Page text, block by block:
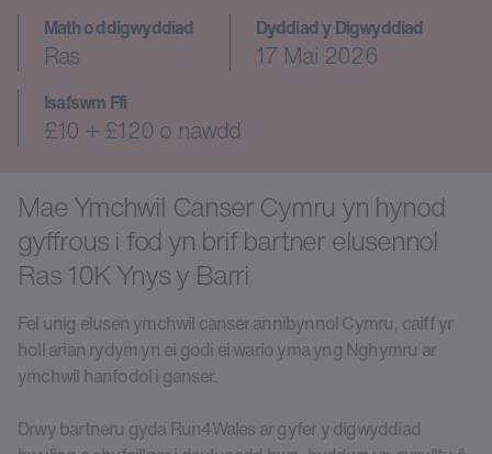
Math o ddigwyddiad
Ras
Dyddiad y Digwyddiad
17 Mai 2026
Isafswm Ffi
£10 + £120 o nawdd
Mae Ymchwil Canser Cymru yn hynod
gyffrous i fod yn brif bartner elusennol
Ras 10K Ynys y Barri
Fel unig elusen ymchwil canser annibynnol Cymru, caiff yr
holl arian rydym yn ei godi ei wario yma yng Nghymru ar
ymchwil hanfodol i ganser.
Drwy bartneru gyda Run4Wales ar gyfer y digwyddiad